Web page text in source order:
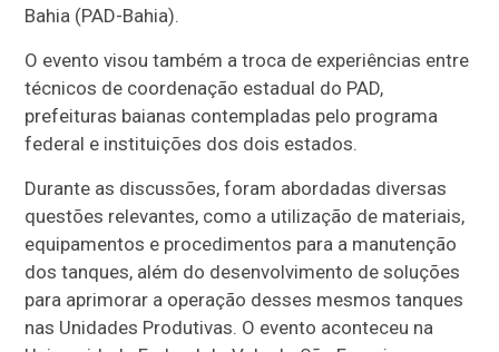
Bahia (PAD-Bahia).
O evento visou também a troca de experiências entre
técnicos de coordenação estadual do PAD,
prefeituras baianas contempladas pelo programa
federal e instituições dos dois estados.
Durante as discussões, foram abordadas diversas
questões relevantes, como a utilização de materiais,
equipamentos e procedimentos para a manutenção
dos tanques, além do desenvolvimento de soluções
para aprimorar a operação desses mesmos tanques
nas Unidades Produtivas. O evento aconteceu na